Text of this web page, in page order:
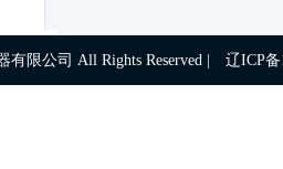
限公司 All Rights Reserved | 辽ICP备